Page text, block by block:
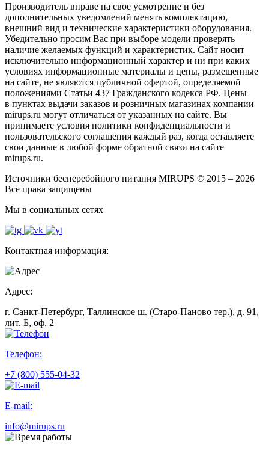
Производитель вправе на свое усмотрение и без
дополнительных уведомлений менять комплектацию,
внешний вид и технические характеристики оборудования.
Убедительно просим Вас при выборе модели проверять
наличие желаемых функций и характеристик. Сайт носит
исключительно информационный характер и ни при каких
условиях информационные материалы и цены, размещенные
на сайте, не являются публичной офертой, определяемой
положениями Статьи 437 Гражданского кодекса РФ. Цены
в пунктах выдачи заказов и розничных магазинах компании
mirups.ru могут отличаться от указанных на сайте. Вы
принимаете условия политики конфиденциальности и
пользовательского соглашения каждый раз, когда оставляете
свои данные в любой форме обратной связи на сайте
mirups.ru.
Источники бесперебойного питания MIRUPS © 2015 – 2026
Все права защищены
Мы в социальных сетях
Контактная информация:
Адрес:
г. Санкт-Петербург, Таллинское ш. (Старо-Паново тер.), д. 91,
лит. Б, оф. 2
Телефон:
+7 (800) 555-04-32
E-mail:
info@mirups.ru